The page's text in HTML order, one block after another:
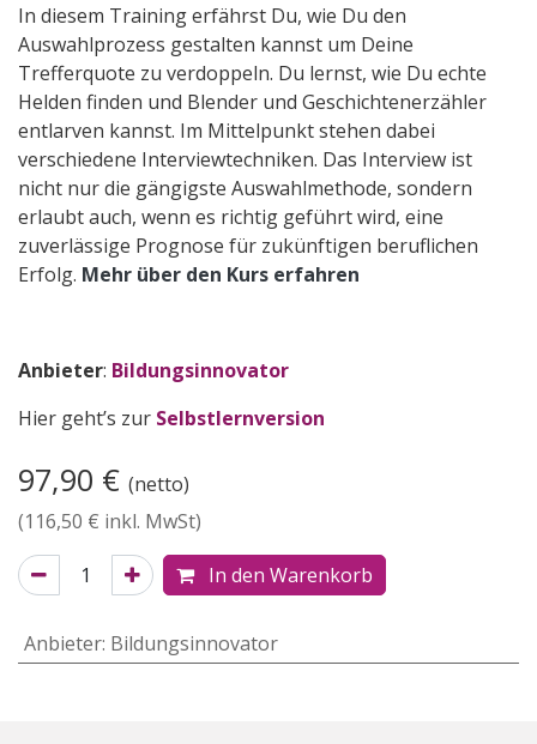
In diesem Training erfährst Du, wie Du den
Auswahlprozess gestalten kannst um Deine
Trefferquote zu verdoppeln. Du lernst, wie Du echte
Helden finden und Blender und Geschichtenerzähler
entlarven kannst. Im Mittelpunkt stehen dabei
verschiedene Interviewtechniken. Das Interview ist
nicht nur die gängigste Auswahlmethode, sondern
erlaubt auch, wenn es richtig geführt wird, eine
zuverlässige Prognose für zukünftigen beruflichen
Erfolg. Mehr über den Kurs erfahren
Anbieter: Bildungsinnovator
Hier geht’s zur Selbstlernversion
97,90 € (netto)
(116,50 € inkl. MwSt)
In den Warenkorb
Anbieter: Bildungsinnovator